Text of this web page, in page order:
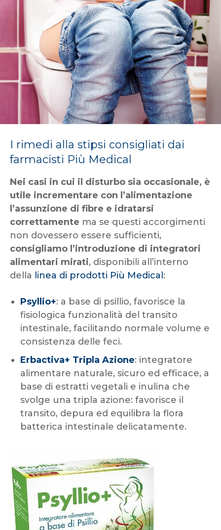
I rimedi alla stipsi consigliati dai
farmacisti Più Medical
Nei casi in cui il disturbo sia occasionale, è
utile incrementare con l’alimentazione
l’assunzione di fibre e idratarsi
correttamente ma se questi accorgimenti
non dovessero essere sufficienti,
consigliamo l’introduzione di integratori
alimentari mirati, disponibili all’interno
della linea di prodotti Più Medical :
Psyllio+: a base di psillio, favorisce la
fisiologica funzionalità del transito
intestinale, facilitando normale volume e
consistenza delle feci.
Erbactiva+ Tripla Azione: integratore
alimentare naturale, sicuro ed efficace, a
base di estratti vegetali e inulina che
svolge una tripla azione: favorisce il
transito, depura ed equilibra la flora
batterica intestinale delicatamente.